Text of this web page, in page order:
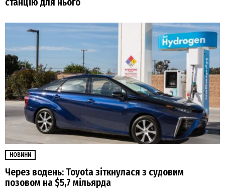
НОВИНИ
Через водень: Toyota зіткнулася з судовим
позовом на $5,7 мільярда